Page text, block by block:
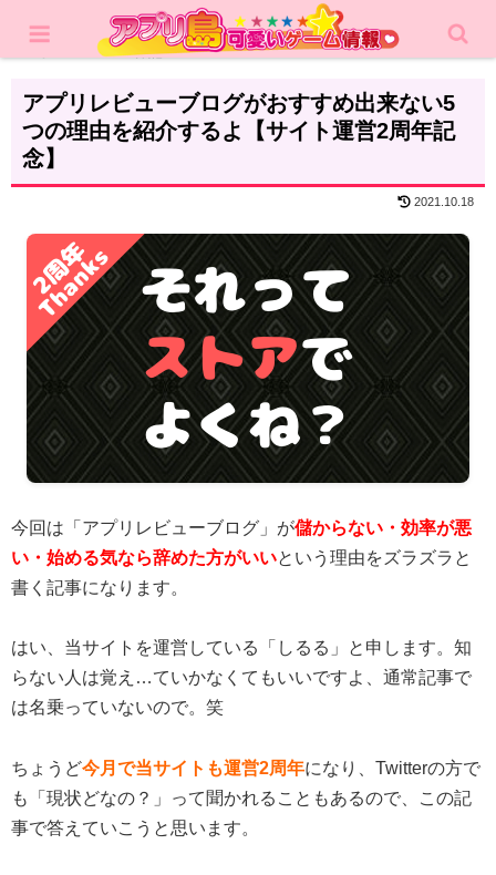
雑記
アプリレビューブログがおすすめ出来ない5
つの理由を紹介するよ【サイト運営2周年記
念】
2021.10.18
今回は「アプリレビューブログ」が儲からない・効率が悪
い・始める気なら辞めた方がいいという理由をズラズラと
書く記事になります。
はい、当サイトを運営している「しるる」と申します。知
らない人は覚え…ていかなくてもいいですよ、通常記事で
は名乗っていないので。笑
ちょうど今月で当サイトも運営2周年になり、Twitterの方で
も「現状どなの？」って聞かれることもあるので、この記
事で答えていこうと思います。